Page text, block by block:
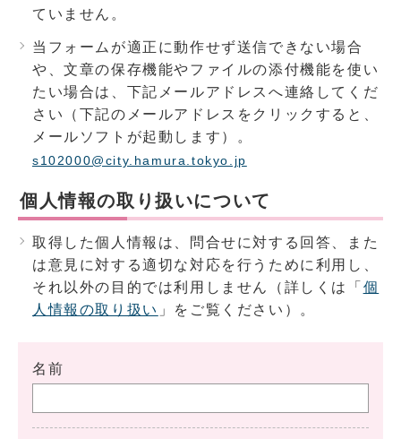
ていません。
当フォームが適正に動作せず送信できない場合
や、文章の保存機能やファイルの添付機能を使い
たい場合は、下記メールアドレスへ連絡してくだ
さい（下記のメールアドレスをクリックすると、
メールソフトが起動します）。
s102000@city.hamura.tokyo.jp
個人情報の取り扱いについて
取得した個人情報は、問合せに対する回答、また
は意見に対する適切な対応を行うために利用し、
それ以外の目的では利用しません（詳しくは「 個
人情報の取り扱い 」をご覧ください）。
名前